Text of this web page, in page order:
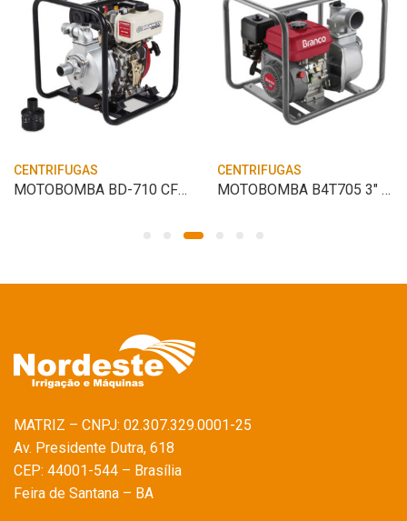
CENTRIFUGAS
MOTOBOMBA BD-710 CF 5CV 2″ PARTIDA MANUA
CENTRIFUGAS
MOTOBOMBA B4T705 3″ P.M – AUTOESCORVANTE
MATRIZ – CNPJ: 02.307.329.0001-25
Av. Presidente Dutra, 618
CEP: 44001-544 – Brasília
Feira de Santana – BA